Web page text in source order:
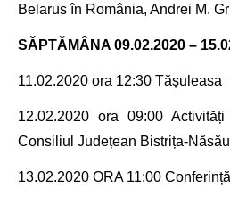
Belarus în România, Andrei M.
SĂPTĂMÂNA 09.02.2020 –
11.02.2020 ora 12:30 Tășuleasa
12.02.2020 ora 09:00
Consiliul Județean Bistrița-
13.02.2020 ORA 11:00